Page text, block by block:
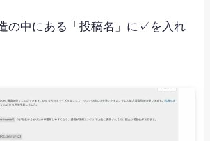
の中にある「投稿名」に✓を入れ